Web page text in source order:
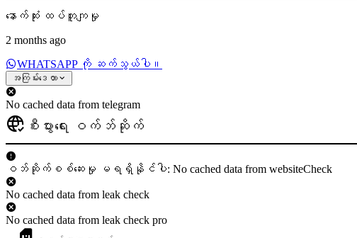
နောက်ဆုံး ထပ်တူကျမှု
2 months ago
WHATSAPP ကို ဆက်သွယ်ပါ။
အကြမ်းဒေတာ
No cached data from telegram
စီးပွားရေး ဝက်ဘ်ဆိုက်
ဝဘ်ဆိုက်စစ်ဆေးမှု မရရှိနိုင်ပါ: No cached data from websiteCheck
No cached data from leak check
No cached data from leak check pro